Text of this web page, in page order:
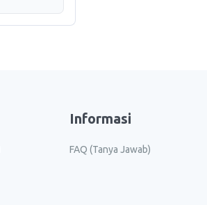
Informasi
FAQ (Tanya Jawab)